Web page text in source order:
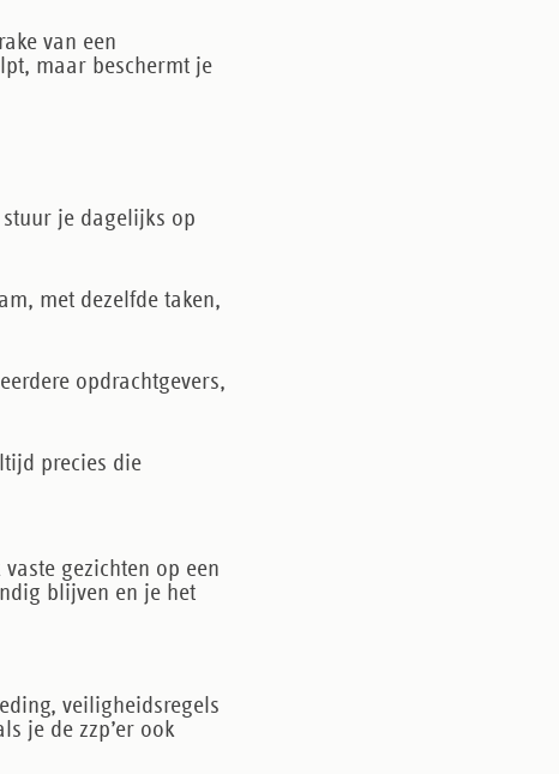
van een
maar beschermt je
je dagelijks op
met dezelfde taken,
opdrachtgevers,
precies die
gezichten op een
blijven en je het
veiligheidsregels
je de zzp’er ook